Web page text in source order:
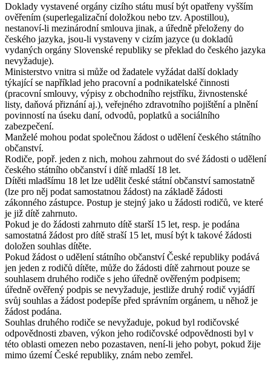
Doklady vystavené orgány cizího státu musí být opatřeny vyšším
ověřením (superlegalizační doložkou nebo tzv. Apostillou),
nestanoví-li mezinárodní smlouva jinak, a úředně přeloženy do
českého jazyka, jsou-li vystaveny v cizím jazyce (u dokladů
vydaných orgány Slovenské republiky se překlad do českého jazyka
nevyžaduje).
Ministerstvo vnitra si může od žadatele vyžádat další doklady
týkající se například jeho pracovní a podnikatelské činnosti
(pracovní smlouvy, výpisy z obchodního rejstříku, živnostenské
listy, daňová přiznání aj.), veřejného zdravotního pojištění a plnění
povinností na úseku daní, odvodů, poplatků a sociálního
zabezpečení.
Manželé mohou podat společnou žádost o udělení českého státního
občanství.
Rodiče, popř. jeden z nich, mohou zahrnout do své žádosti o udělení
českého státního občanství i dítě mladší 18 let.
Dítěti mladšímu 18 let lze udělit české státní občanství samostatně
(lze pro něj podat samostatnou žádost) na základě žádosti
zákonného zástupce. Postup je stejný jako u žádosti rodičů, ve které
je již dítě zahrnuto.
Pokud je do žádosti zahrnuto dítě starší 15 let, resp. je podána
samostatná žádost pro dítě straší 15 let, musí být k takové žádosti
doložen souhlas dítěte.
Pokud žádost o udělení státního občanství České republiky podává
jen jeden z rodičů dítěte, může do žádosti dítě zahrnout pouze se
souhlasem druhého rodiče s jeho úředně ověřeným podpisem;
úředně ověřený podpis se nevyžaduje, jestliže druhý rodič vyjádří
svůj souhlas a žádost podepíše před správním orgánem, u něhož je
žádost podána.
Souhlas druhého rodiče se nevyžaduje, pokud byl rodičovské
odpovědnosti zbaven, výkon jeho rodičovské odpovědnosti byl v
této oblasti omezen nebo pozastaven, není-li jeho pobyt, pokud žije
mimo území České republiky, znám nebo zemřel.